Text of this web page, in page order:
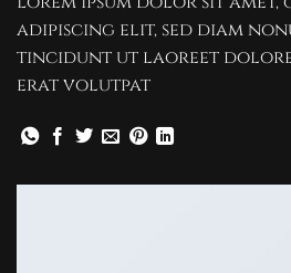
adipiscing elit, sed diam
tincidunt ut laoreet dolore
erat volutpat